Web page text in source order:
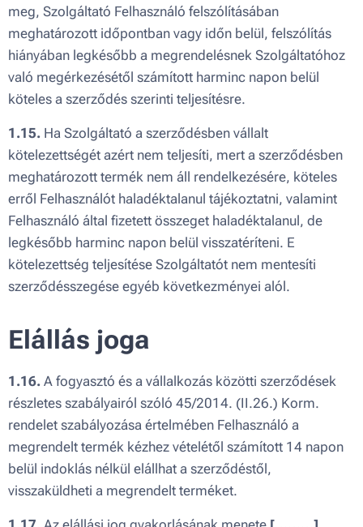
meg, Szolgáltató Felhasználó felszólításában
meghatározott időpontban vagy időn belül, felszólítás
hiányában legkésőbb a megrendelésnek Szolgáltatóhoz
való megérkezésétől számított harminc napon belül
köteles a szerződés szerinti teljesítésre.
1.15. Ha Szolgáltató a szerződésben vállalt
kötelezettségét azért nem teljesíti, mert a szerződésben
meghatározott termék nem áll rendelkezésére, köteles
erről Felhasználót haladéktalanul tájékoztatni, valamint
Felhasználó által fizetett összeget haladéktalanul, de
legkésőbb harminc napon belül visszatéríteni. E
kötelezettség teljesítése Szolgáltatót nem mentesíti
szerződésszegése egyéb következményei alól.
Elállás joga
1.16. A fogyasztó és a vállalkozás közötti szerződések
részletes szabályairól szóló 45/2014. (II.26.) Korm.
rendelet szabályozása értelmében Felhasználó a
megrendelt termék kézhez vételétől számított 14 napon
belül indoklás nélkül elállhat a szerződéstől,
visszaküldheti a megrendelt terméket.